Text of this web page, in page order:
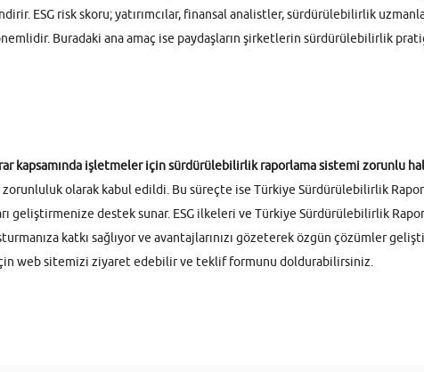
ESG risk skoru; yatırımcılar, finansal analistler, sürdürülebilirlik
Buradaki ana amaç ise paydaşların şirketlerin sürdürülebilirlik
kapsamında işletmeler için sürdürülebilirlik raporlama sistemi zorunlu
olarak kabul edildi. Bu süreçte ise Türkiye Sürdürülebilirlik
geliştirmenize destek sunar. ESG ilkeleri ve Türkiye Sürdürülebilirlik
katkı sağlıyor ve avantajlarınızı gözeterek özgün çözümler
web sitemizi ziyaret edebilir ve teklif formunu doldurabilirsiniz.